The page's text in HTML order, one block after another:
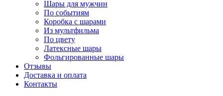
Шары для мужчин
По событиям
Коробка с шарами
Из мультфильма
По цвету
Латексные шары
Фольгированные шары
Отзывы
Доставка и оплата
Контакты